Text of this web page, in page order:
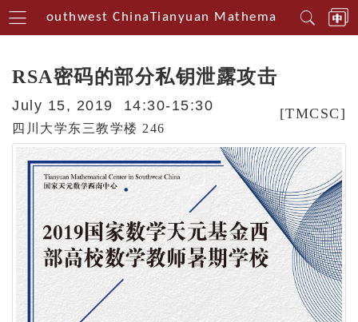
Southwest ChinaTianyuan Mathematical
RSA密码的部分私钥泄露攻击
[TMCSC]
July 15, 2019 14:30-15:30
四川大学东三教学楼 246